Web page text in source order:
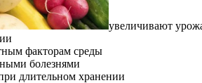
увеличивают
факторам среды
болезнями
длительном хранении